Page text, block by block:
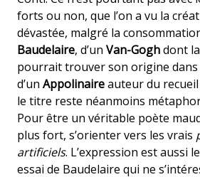
forts ou non, que l’on a vu la
dévastée, malgré la
Baudelaire, d’un Van-Goghdont
pourrait trouver son origine dans
d’un Appolinaireauteur du recueil
le titre reste néanmoins
Pour être un véritable poète
plus fort, s’orienter vers les vrais
artificiels. L’expression est aussi
essai de Baudelaire qui ne